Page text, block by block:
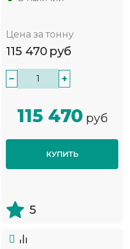
Цена за тонну
115 470 руб
− +
115 470 руб
КУПИТЬ
5